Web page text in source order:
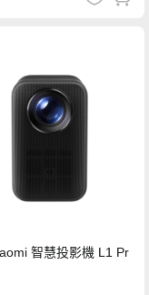
智慧投影機 L1 Pr